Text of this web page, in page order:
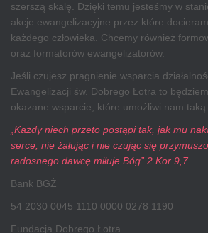
szerszą skalę. Dzięki temu jesteśmy w
akcje ewangelizacyjne przez które
każdego człowieka. Chcemy również
oraz formatorów ewangelizatorów.
Jeśli czujesz pragnienie wsparcia
Ewangelizacji św. Dobrego Łotra to
okazane wsparcie, które umożliwi nam taką
„Każdy niech przeto postąpi tak, jak mu
serce, nie żałując i nie czując się
radosnego dawcę miłuje Bóg” 2 Kor 9,7
Bank BGŻ
54 2030 0045 1110 0000 0278 1190
Fundacja Dobrego Łotra